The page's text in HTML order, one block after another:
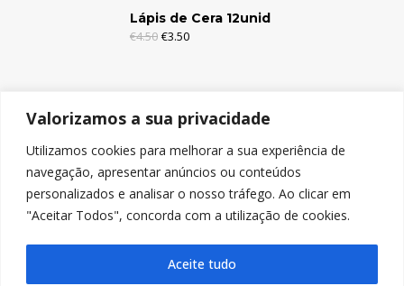
Valorizamos a sua privacidade
Utilizamos cookies para melhorar a sua experiência de
navegação, apresentar anúncios ou conteúdos
personalizados e analisar o nosso tráfego. Ao clicar em
"Aceitar Todos", concorda com a utilização de cookies.
Aceite tudo
Lápis de Cera 12unid
€4.50 €3.50
€2.95 €1.95
Lápis de Cor c/Borracha 12unid
€4.95 €3.95